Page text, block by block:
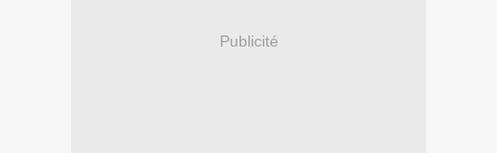
Publicité